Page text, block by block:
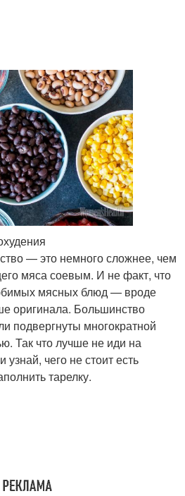
— это немного сложнее, чем
мяса соевым. И не факт, что
мясных блюд — вроде
оригинала. Большинство
подвергнуты многократной
Так что лучше не иди на
узнай, чего не стоит есть
тарелку.